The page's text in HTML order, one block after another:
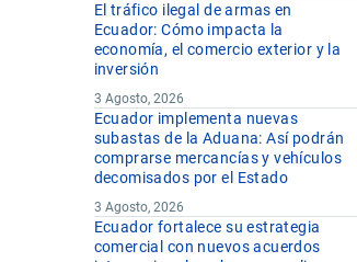
El tráfico ilegal de armas en
Ecuador: Cómo impacta la
economía, el comercio exterior y la
inversión
3 Agosto, 2026
Ecuador implementa nuevas
subastas de la Aduana: Así podrán
comprarse mercancías y vehículos
decomisados por el Estado
3 Agosto, 2026
Ecuador fortalece su estrategia
comercial con nuevos acuerdos